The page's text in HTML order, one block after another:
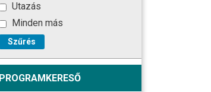
Utazás
Minden más
Szűrés
PROGRAMKERESŐ